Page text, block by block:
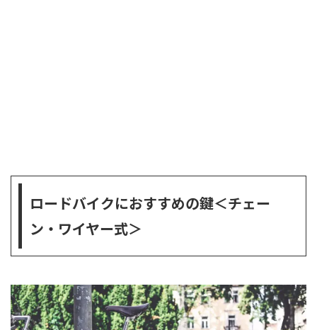
ロードバイクにおすすめの鍵＜チェー
ン・ワイヤー式＞